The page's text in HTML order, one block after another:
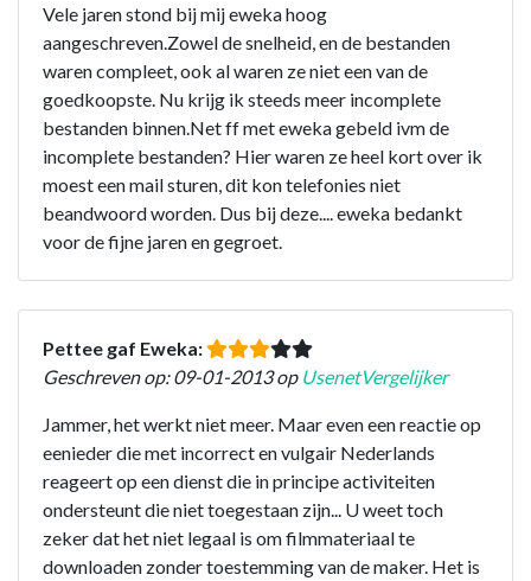
Vele jaren stond bij mij eweka hoog
aangeschreven.Zowel de snelheid, en de bestanden
waren compleet, ook al waren ze niet een van de
goedkoopste. Nu krijg ik steeds meer incomplete
bestanden binnen.Net ff met eweka gebeld ivm de
incomplete bestanden? Hier waren ze heel kort over ik
moest een mail sturen, dit kon telefonies niet
beandwoord worden. Dus bij deze.... eweka bedankt
voor de fijne jaren en gegroet.
Pettee gaf Eweka:
Geschreven op: 09-01-2013 op UsenetVergelijker
Jammer, het werkt niet meer. Maar even een reactie op
eenieder die met incorrect en vulgair Nederlands
reageert op een dienst die in principe activiteiten
ondersteunt die niet toegestaan zijn... U weet toch
zeker dat het niet legaal is om filmmateriaal te
downloaden zonder toestemming van de maker. Het is